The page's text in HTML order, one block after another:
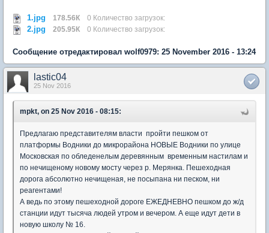
1.jpg 178.56К 0 Количество загрузок:
2.jpg 205.95К 0 Количество загрузок:
Сообщение отредактировал wolf0979: 25 November 2016 - 13:24
lastic04
25 Nov 2016
mpkt, on 25 Nov 2016 - 08:15:
Предлагаю представителям власти пройти пешком от
платформы Водники до микрорайона НОВЫЕ Водники по улице
Московская по обледенелым деревянным временным настилам и
по нечищеному новому мосту через р. Мерянка. Пешеходная
дорога абсолютно нечищеная, не посыпана ни песком, ни
реагентами!
А ведь по этому пешеходной дороге ЕЖЕДНЕВНО пешком до ж/д
станции идут тысяча людей утром и вечером. А еще идут дети в
новую школу № 16.